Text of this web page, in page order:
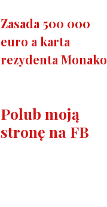
Zasada 500 000
euro a karta
rezydenta Monako
Polub moją
stronę na FB